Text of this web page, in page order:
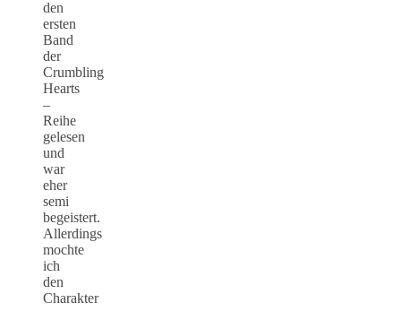
den
ersten
Band
der
Crumbling
Hearts
–
Reihe
gelesen
und
war
eher
semi
begeistert.
Allerdings
mochte
ich
den
Charakter